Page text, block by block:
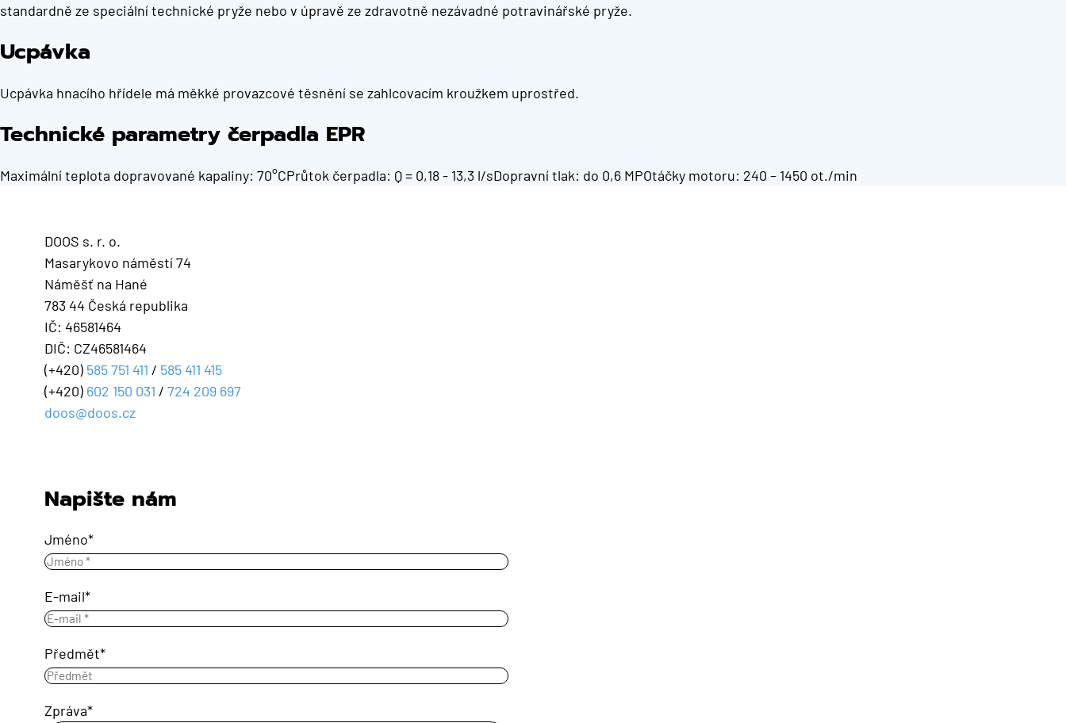
standardně ze speciální technické pryže nebo v úpravě ze zdravotně nezávadné potravinářské pryže.
Ucpávka
Ucpávka hnacího hřídele má měkké provazcové těsnění se zahlcovacím kroužkem uprostřed.
Technické parametry čerpadla EPR
Maximální teplota dopravované kapaliny: 70°CPrůtok čerpadla: Q = 0,18 - 13,3 l/sDopravní tlak: do 0,6 MPOtáčky motoru: 240 – 1450 ot./min
DOOS s. r. o.
Masarykovo náměstí 74
Náměšť na Hané
783 44 Česká republika
IČ: 46581464
DIČ: CZ46581464
(+420) 585 751 411 / 585 411 415
(+420) 602 150 031 /724 209 697
doos@doos.cz
Napište nám
Jméno
E-mail
Předmět
Zpráva